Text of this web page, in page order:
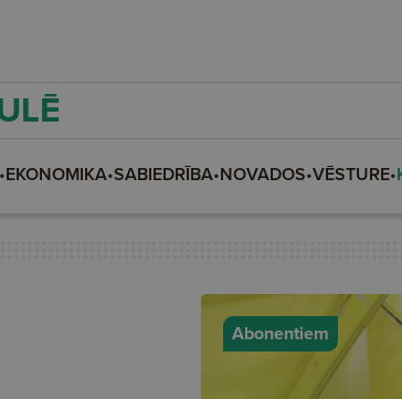
•EKONOMIKA•SABIEDRĪBA•NOVADOS•VĒSTURE•
Abonentiem